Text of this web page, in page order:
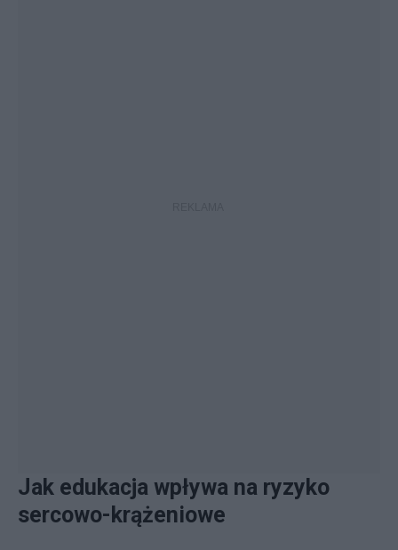
Jak edukacja wpływa na ryzyko
sercowo-krążeniowe